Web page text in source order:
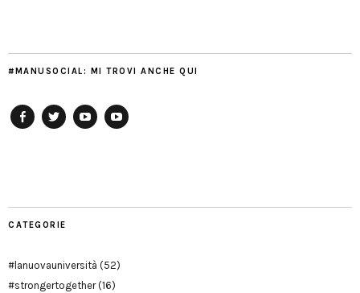
#MANUSOCIAL: MI TROVI ANCHE QUI
CATEGORIE
#lanuovauniversità (52)
#strongertogether(16)